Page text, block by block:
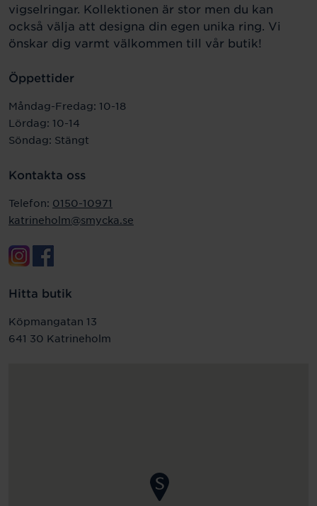
vigselringar. Kollektionen är stor men du kan
också välja att designa din egen unika ring. Vi
önskar dig varmt välkommen till vår butik!
Öppettider
Måndag-Fredag: 10-18
Lördag: 10-14
Söndag: Stängt
Kontakta oss
Telefon: 0150-10971
katrineholm@smycka.se
Hitta butik
Köpmangatan 13
641 30 Katrineholm